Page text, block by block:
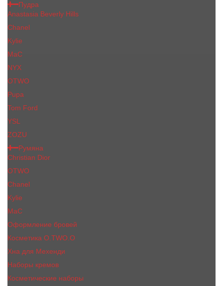
Пудра
Anastasia Beverly Hills
Chanel
Kylie
MaC
NYX
OTWO
Pupa
Tom Ford
YSL
ZOZU
Румяна
Christian Dior
OTWO
Сhanеl
Kylie
MaC
Оформление бровей
Косметика O.TWO.O
Хна для Мехенди
Наборы кремов
Косметические наборы